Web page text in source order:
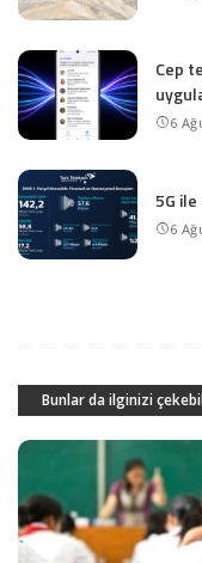
Cep
6
5G ile
6
Bunlar da ilginizi